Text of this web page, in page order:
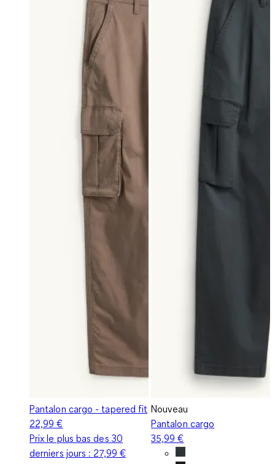
Pantalon cargo - tapered fit
22,99 €
Prix le plus bas des 30
derniers jours : 27,99 €
Nouveau
Pantalon cargo
35,99 €